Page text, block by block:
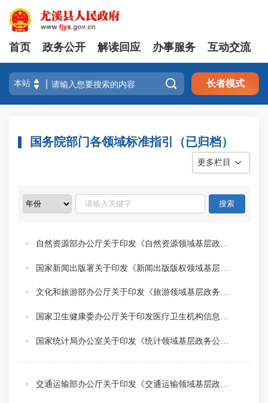
首页 政务公开 解读回应 办事服务 互动交流
 长者模式
国务院部门各领域标准指引（已归档）
更多栏目
文化和旅游部办公厅关于印发《旅游领域基层政务公开标准指引》的通知
国家卫生健康委办公厅关于印发医疗卫生机构信息公开基本目录的通知